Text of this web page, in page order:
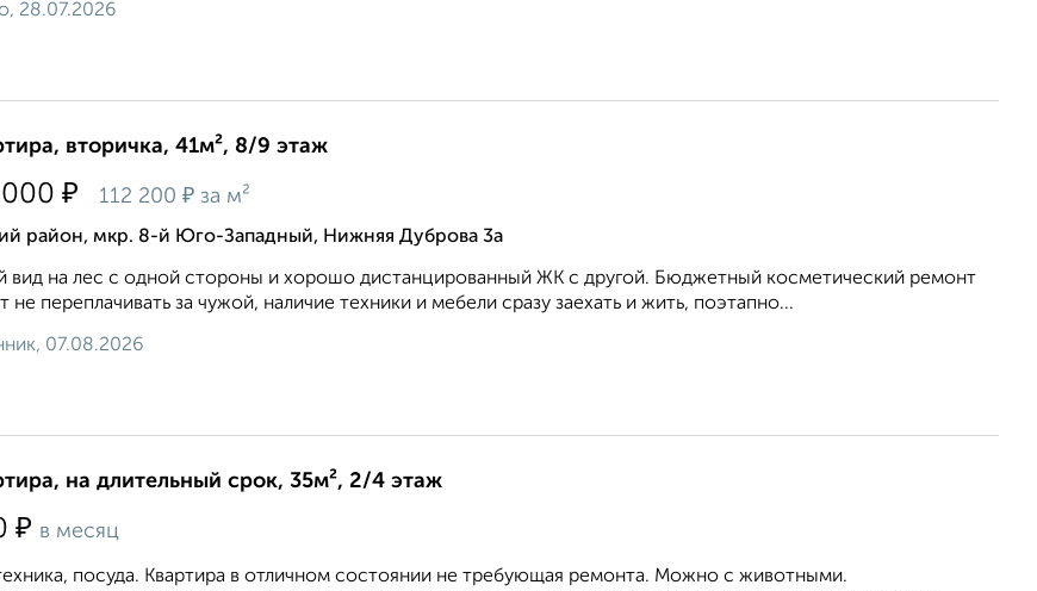
28.07.2026
вторичка, 41м², 8/9 этаж
₽ 112 200 ₽ за м²
район, мкр. 8-й Юго-Западный, Нижняя Дуброва 3а
вид на лес с одной стороны и хорошо дистанцированный ЖК с другой. Бюджетный косметический ремонт
не переплачивать за чужой, наличие техники и мебели сразу заехать и жить, поэтапно...
07.08.2026
на длительный срок, 35м², 2/4 этаж
₽ в месяц
посуда. Квартира в отличном состоянии не требующая ремонта. Можно с животными.